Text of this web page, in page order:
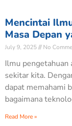
Mencintai
Masa Depan
July 9, 2025 No
Ilmu pengetahuan
sekitar kita.
dapat memahami
bagaimana
Read More »